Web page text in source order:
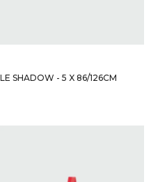
SHADOW - 5 X 86/126CM